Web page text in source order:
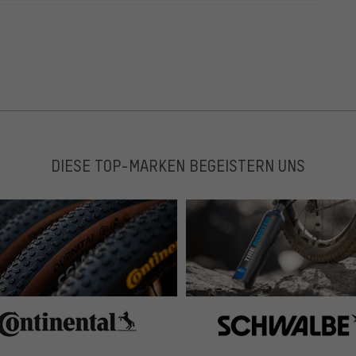
DIESE TOP-MARKEN BEGEISTERN UNS